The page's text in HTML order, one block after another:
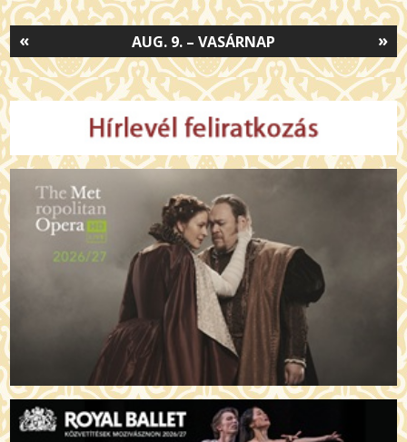
»
AUG. 9. – VASÁRNAP
«